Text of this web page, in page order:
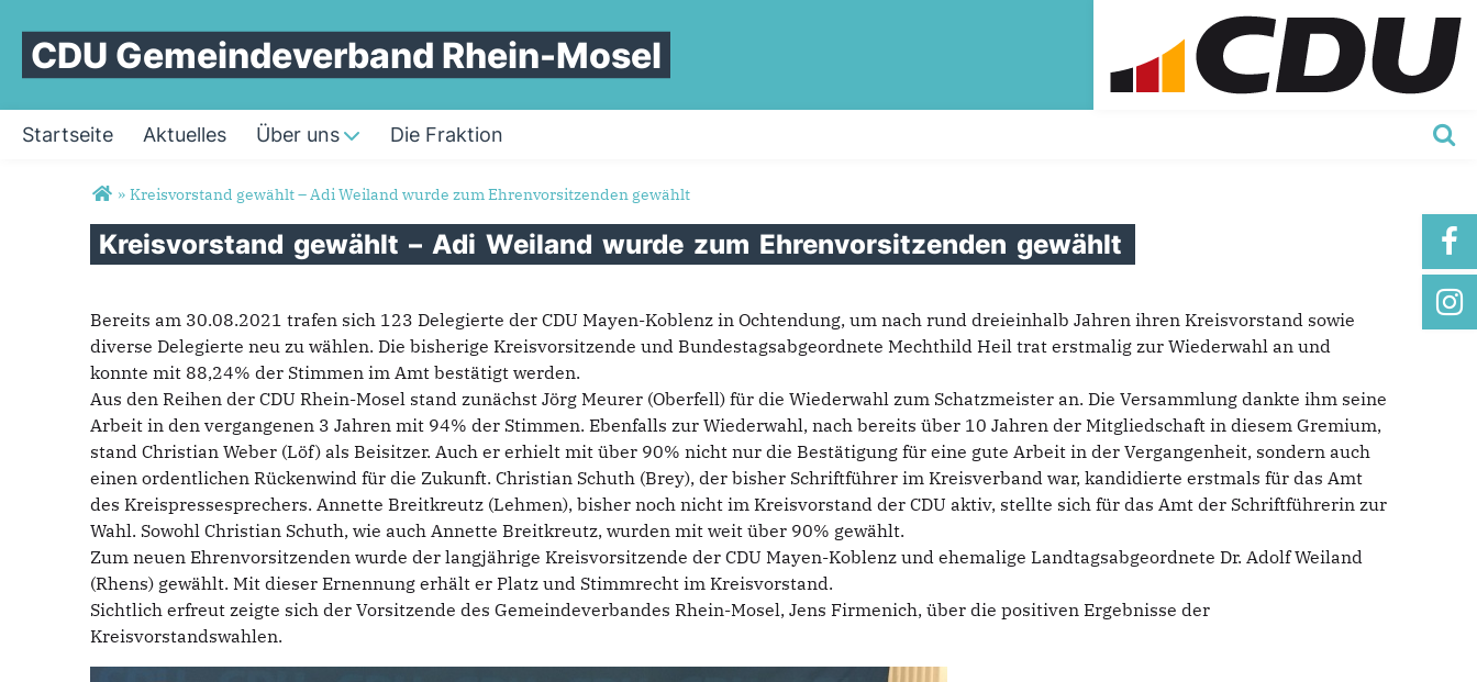
CDU Gemeindeverband Rhein-Mosel
Startseite Aktuelles Über uns Die Fraktion
Sie sind hier
» Kreisvorstand gewählt – Adi Weiland wurde zum Ehrenvorsitzenden gewählt
Kreisvorstand gewählt – Adi Weiland wurde zum Ehrenvorsitzenden gewählt
Bereits am 30.08.2021 trafen sich 123 Delegierte der CDU Mayen-Koblenz in Ochtendung, um nach rund dreieinhalb Jahren ihren Kreisvorstand sowie
diverse Delegierte neu zu wählen. Die bisherige Kreisvorsitzende und Bundestagsabgeordnete Mechthild Heil trat erstmalig zur Wiederwahl an und
konnte mit 88,24% der Stimmen im Amt bestätigt werden.
Aus den Reihen der CDU Rhein-Mosel stand zunächst Jörg Meurer (Oberfell) für die Wiederwahl zum Schatzmeister an. Die Versammlung dankte ihm seine
Arbeit in den vergangenen 3 Jahren mit 94% der Stimmen. Ebenfalls zur Wiederwahl, nach bereits über 10 Jahren der Mitgliedschaft in diesem Gremium,
stand Christian Weber (Löf) als Beisitzer. Auch er erhielt mit über 90% nicht nur die Bestätigung für eine gute Arbeit in der Vergangenheit, sondern auch
einen ordentlichen Rückenwind für die Zukunft. Christian Schuth (Brey), der bisher Schriftführer im Kreisverband war, kandidierte erstmals für das Amt
des Kreispressesprechers. Annette Breitkreutz (Lehmen), bisher noch nicht im Kreisvorstand der CDU aktiv, stellte sich für das Amt der Schriftführerin zur
Wahl. Sowohl Christian Schuth, wie auch Annette Breitkreutz, wurden mit weit über 90% gewählt.
Zum neuen Ehrenvorsitzenden wurde der langjährige Kreisvorsitzende der CDU Mayen-Koblenz und ehemalige Landtagsabgeordnete Dr. Adolf Weiland
(Rhens) gewählt. Mit dieser Ernennung erhält er Platz und Stimmrecht im Kreisvorstand.
Sichtlich erfreut zeigte sich der Vorsitzende des Gemeindeverbandes Rhein-Mosel, Jens Firmenich, über die positiven Ergebnisse der
Kreisvorstandswahlen.